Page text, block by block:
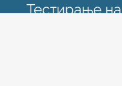
Тестирање на